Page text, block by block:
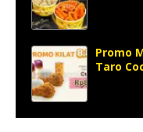
Promo
Taro